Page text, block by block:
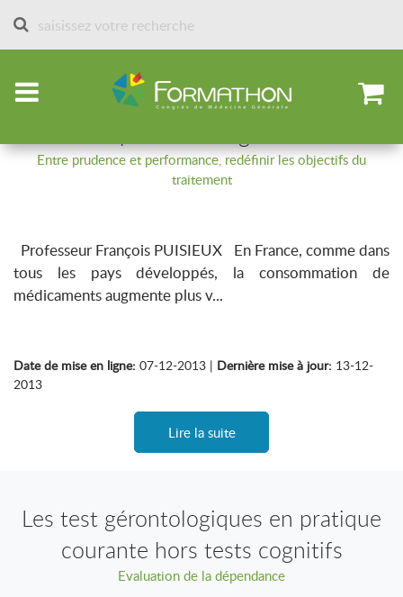
Accueil Articles par spécialités Gériatrie
Optimiser les prescriptions chez les
Entre prudence et performance, redéfinir les objectifs du
traitement
Professeur François PUISIEUX En France, comme dans
tous les pays développés, la consommation de
médicaments augmente plus v...
Date de mise en ligne: 07-12-2013 | Dernière mise à jour: 13-12-
2013
Lire la suite
Les test gérontologiques en pratique
courante hors tests cognitifs
Evaluation de la dépendance